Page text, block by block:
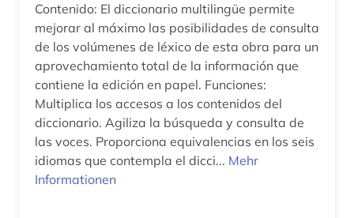
Contenido: El diccionario multilingüe permite
mejorar al máximo las posibilidades de consulta
de los volúmenes de léxico de esta obra para un
aprovechamiento total de la información que
contiene la edición en papel. Funciones:
Multiplica los accesos a los contenidos del
diccionario. Agiliza la búsqueda y consulta de
las voces. Proporciona equivalencias en los seis
idiomas que contempla el dicci... Mehr
Informationen